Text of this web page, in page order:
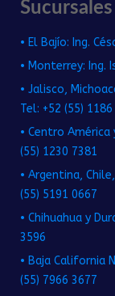
Sucursales
• El Bajío: Ing.
• Monterrey: Ing.
• Jalisco,
Tel: +52 (55)
• Centro América
(55) 1230 7381
• Argentina,
(55) 5191 0667
• Chihuahua y
3596
• Baja California
(55) 7966 3677